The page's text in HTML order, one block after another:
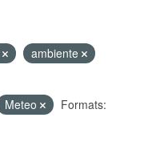
ambiente
Meteo
Formats: